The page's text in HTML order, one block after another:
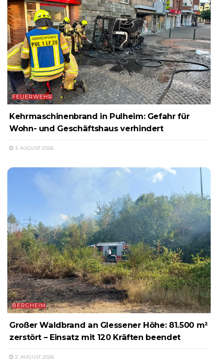
FEUERWEHR
Kehrmaschinenbrand in Pulheim: Gefahr für
Wohn- und Geschäftshaus verhindert
3. AUGUST 2026
BERGHEIM
Großer Waldbrand an Glessener Höhe: 81.500 m²
zerstört – Einsatz mit 120 Kräften beendet
2. AUGUST 2026